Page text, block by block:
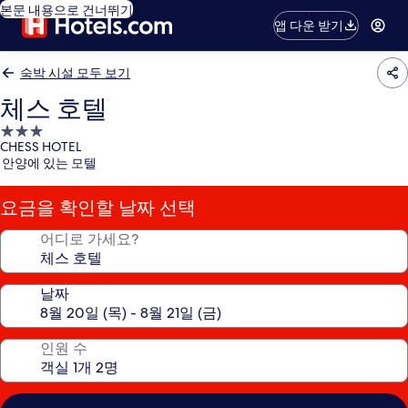
본문 내용으로 건너뛰기
앱 다운 받기
숙박 시설 모두 보기
체스 호텔
3.0
성
급
숙
박
시
CHESS HOTEL
안양에 있는 모텔
요금을 확인할 날짜 선택
어디로 가세요?
날짜
인원 수